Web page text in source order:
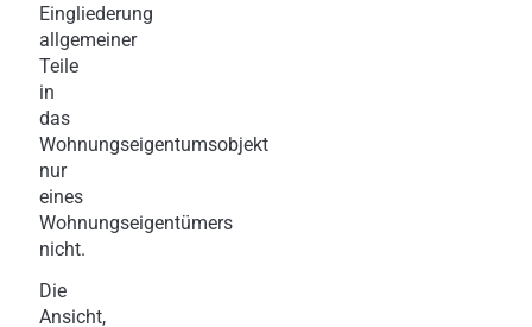
Eingliederung
allgemeiner
Teile
in
das
Wohnungseigentumsobjekt
nur
eines
Wohnungseigentümers
nicht.
Die
Ansicht,